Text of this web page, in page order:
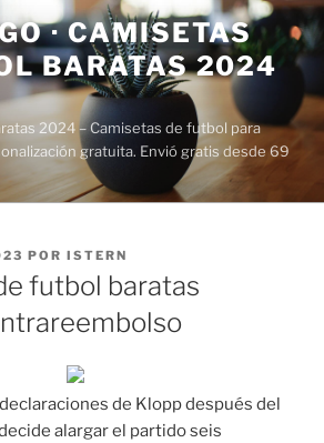
· CAMISETAS
BARATAS 2024
2024 – Camisetas de futbol para
gratuita. Envió gratis desde 69
POR ISTERN
futbol baratas
de Klopp después del
alargar el partido seis